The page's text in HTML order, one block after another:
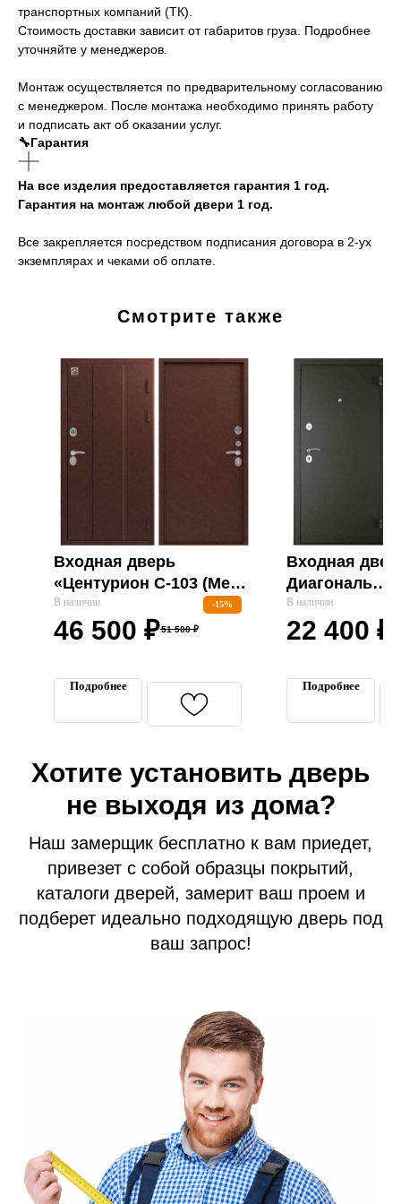
транспортных компаний (ТК).
Стоимость доставки зависит от габаритов груза. Подробнее
уточняйте у менеджеров.
Монтаж осуществляется по предварительному согласованию
с менеджером. После монтажа необходимо принять работу
и подписать акт об оказании услуг.
🔧Гарантия
На все изделия предоставляется гарантия 1 год.
Гарантия на монтаж любой двери 1 год.
Все закрепляется посредством подписания договора в 2-ух
экземплярах и чеками об оплате.
Смотрите также
-15%
Входная дверь
«Центурион С-103 (Медь
- Медь) »
В наличии
46 500 ₽51 500 ₽
Подробнее
Входная
Диагональ
снежный
В наличии
22 400 ₽
Подробнее
Хотите установить дверь
не выходя из дома?
Наш замерщик бесплатно к вам приедет,
привезет с собой образцы покрытий,
каталоги дверей, замерит ваш проем и
подберет идеально подходящую дверь под
ваш запрос!
+7 (913) 031 41 21
info@prom124.ru
г. Красноярск
ул. Мартынова, 30
Наши работы
Акции
Замерщик
Противопожарные двери
Гаражные ворота
Тамбурные двери
Перегородки на этаж
Технические двери
Межкомнатные двери